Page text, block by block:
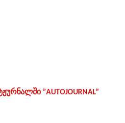
”AUTOJOURNAL”